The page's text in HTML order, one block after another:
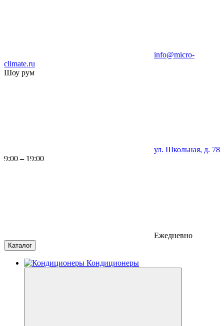
info@micro-
climate.ru
Шоу рум
ул. Школьная, д. 78
9:00 – 19:00
Ежедневно
Каталог
Кондиционеры